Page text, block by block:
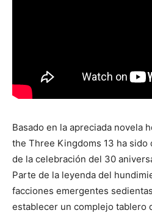
Basado en la apreciada novela
the Three Kingdoms 13 ha
de la celebración del 30
Parte de la leyenda del
facciones emergentes
establecer un complejo tablero